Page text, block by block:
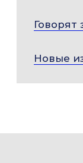
Говорят
Новые